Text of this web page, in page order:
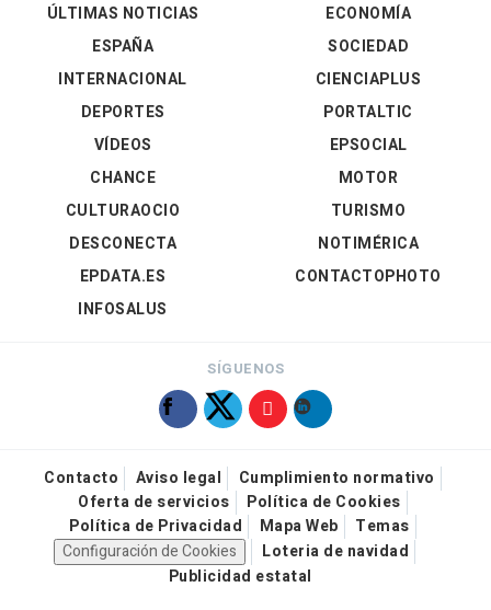
ÚLTIMAS NOTICIAS
ESPAÑA
INTERNACIONAL
DEPORTES
VÍDEOS
ECONOMÍA
SOCIEDAD
CIENCIAPLUS
PORTALTIC
EPSOCIAL
CHANCE
CULTURAOCIO
DESCONECTA
EPDATA.ES
INFOSALUS
MOTOR
TURISMO
NOTIMÉRICA
CONTACTOPHOTO
SÍGUENOS
Contacto Aviso legal
Cumplimiento normativo
Oferta de servicios
Política de Cookies
Política de Privacidad
Mapa Web
Temas
Configuración de Cookies
Loteria de navidad
Publicidad estatal